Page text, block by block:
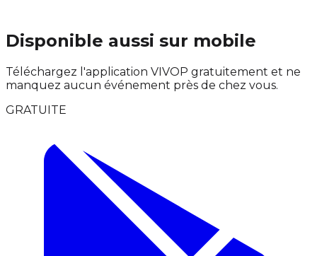
Disponible aussi sur mobile
Téléchargez l'application VIVOP gratuitement et ne
manquez aucun événement près de chez vous.
GRATUITE